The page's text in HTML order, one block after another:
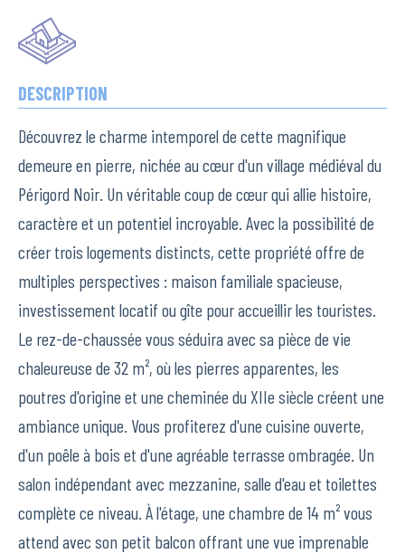
DESCRIPTION
Découvrez le charme intemporel de cette magnifique
demeure en pierre, nichée au cœur d'un village médiéval du
Périgord Noir. Un véritable coup de cœur qui allie histoire,
caractère et un potentiel incroyable. Avec la possibilité de
créer trois logements distincts, cette propriété offre de
multiples perspectives : maison familiale spacieuse,
investissement locatif ou gîte pour accueillir les touristes.
Le rez-de-chaussée vous séduira avec sa pièce de vie
chaleureuse de 32 m², où les pierres apparentes, les
poutres d'origine et une cheminée du XIIe siècle créent une
ambiance unique. Vous profiterez d'une cuisine ouverte,
d'un poêle à bois et d'une agréable terrasse ombragée. Un
salon indépendant avec mezzanine, salle d'eau et toilettes
complète ce niveau. À l'étage, une chambre de 14 m² vous
attend avec son petit balcon offrant une vue imprenable